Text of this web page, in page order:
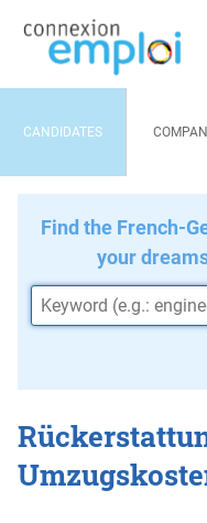
CANDIDATES
Find the French-
your